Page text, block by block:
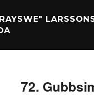
72.